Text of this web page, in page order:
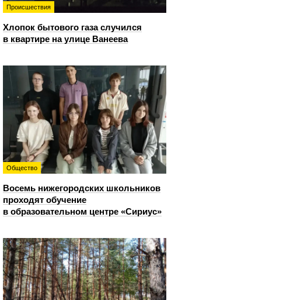
Происшествия
Хлопок бытового газа случился
в квартире на улице Ванеева
Общество
Восемь нижегородских школьников
проходят обучение
в образовательном центре «Сириус»